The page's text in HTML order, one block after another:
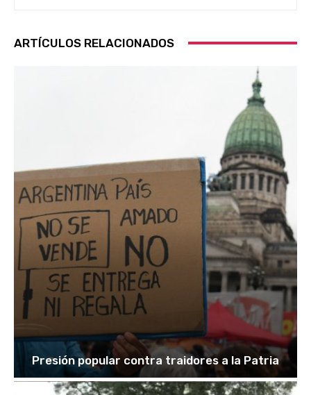
ARTÍCULOS RELACIONADOS
Presión popular contra traidores a la Patria